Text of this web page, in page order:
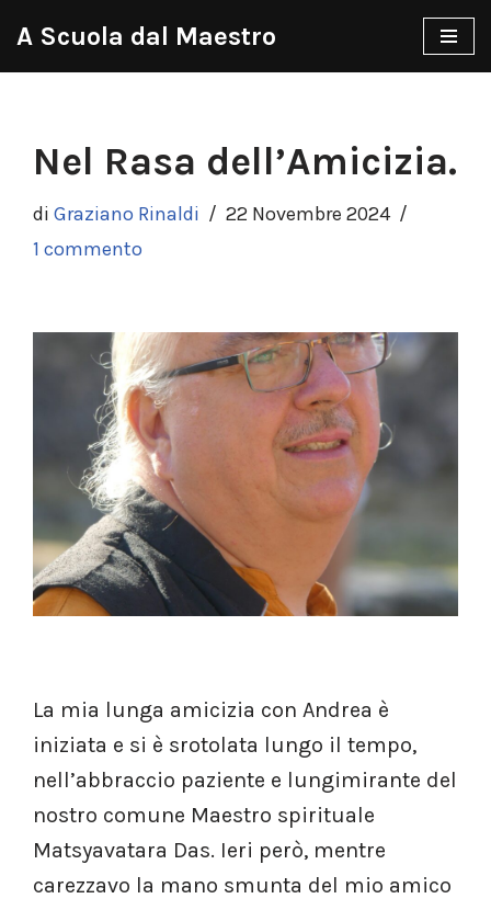
A Scuola dal Maestro
Nel Rasa dell’Amicizia.
di Graziano Rinaldi
22 Novembre 2024
1 commento
La mia lunga amicizia con Andrea è
iniziata e si è srotolata lungo il tempo,
nell’abbraccio paziente e lungimirante del
nostro comune Maestro spirituale
Matsyavatara Das. Ieri però, mentre
carezzavo la mano smunta del mio amico